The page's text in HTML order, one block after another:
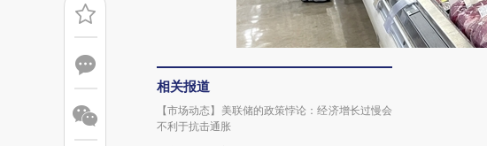
相关报道
【市场动态】美联储的政策悖论：经济增长过慢会
不利于抗击通胀